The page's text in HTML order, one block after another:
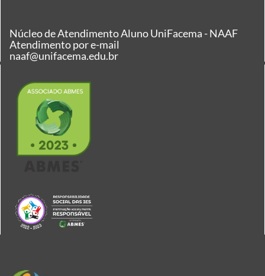
Núcleo de Atendimento Aluno UniFacema - NAAF
Atendimento por e-mail
naaf@unifacema.edu.br